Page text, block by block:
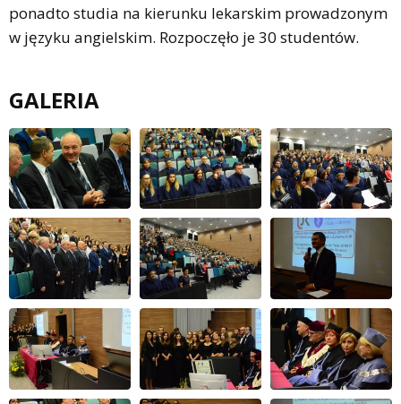
ponadto studia na kierunku lekarskim prowadzonym
w języku angielskim. Rozpoczęło je 30 studentów.
GALERIA